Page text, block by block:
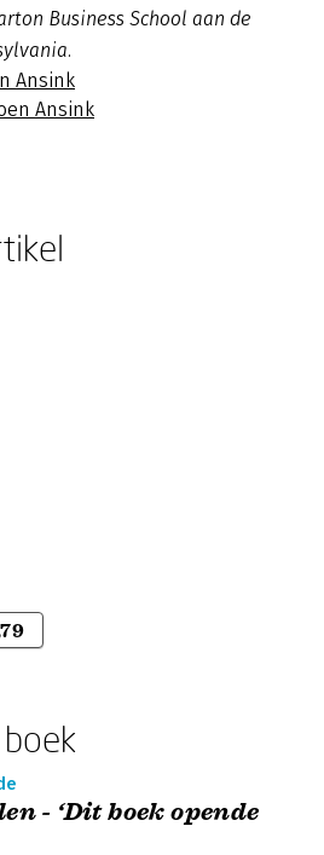
Business School aan de
Ansink
Ansink
- ‘Dit boek opende